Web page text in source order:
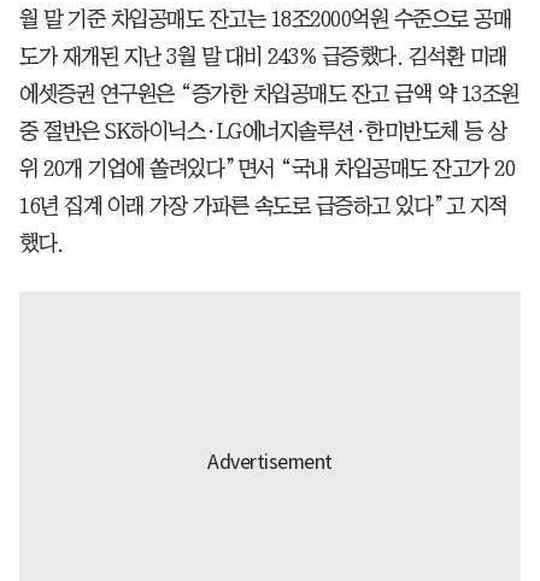
월 말 기준 차입공매도 잔고는 18조2000억원 수준으로 공매
도가 재개된 지난 3월 말 대비 243% 급증했다. 김석환 미래
에셋증권 연구원은 “증가한 차입공매도 잔고 금액 약 13조원
중 절반은 SK하이닉스·LG에너지솔루션·한미반도체 등 상
위 20개 기업에 쏠려있다”면서 “국내 차입공매도 잔고가 20
16년 집계 이래 가장 가파른 속도로 급증하고 있다”고 지적
했다.